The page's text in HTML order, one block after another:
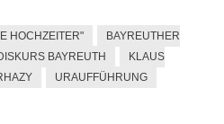
HOCHZEITER"
BAYREUTHER
BAYREUTH
KLAUS
URAUFFÜHRUNG